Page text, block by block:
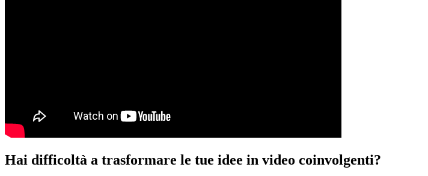
Hai difficoltà a trasformare le tue idee in video coinvolgenti?